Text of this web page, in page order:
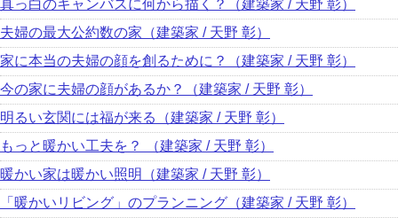
真っ白のキャンバスに何から描く？（建築家 / 天野 彰）
夫婦の最大公約数の家（建築家 / 天野 彰）
家に本当の夫婦の顔を創るために？（建築家 / 天野 彰）
今の家に夫婦の顔があるか？（建築家 / 天野 彰）
明るい玄関には福が来る（建築家 / 天野 彰）
もっと暖かい工夫を？ （建築家 / 天野 彰）
暖かい家は暖かい照明（建築家 / 天野 彰）
「暖かいリビング」のプランニング（建築家 / 天野 彰）